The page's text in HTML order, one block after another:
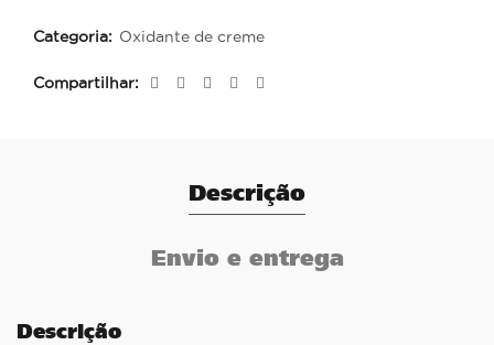
Categoria: Oxidante de creme
Compartilhar
Descrição
Envio e entrega
Descrição